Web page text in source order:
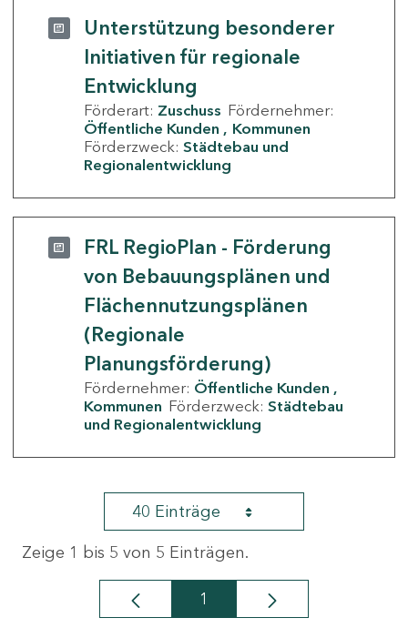
Unterstützung besonderer
Initiativen für regionale
Entwicklung
Förderart: Zuschuss Fördernehmer:
Öffentliche Kunden
Kommunen
Förderzweck: Städtebau und
Regionalentwicklung
FRL RegioPlan - Förderung
von Bebauungsplänen und
Flächennutzungsplänen
(Regionale
Planungsförderung)
Fördernehmer: Öffentliche Kunden
Kommunen Förderzweck: Städtebau
und Regionalentwicklung
40 Einträge
Zeige 1 bis 5 von 5 Einträgen.
Seite
1